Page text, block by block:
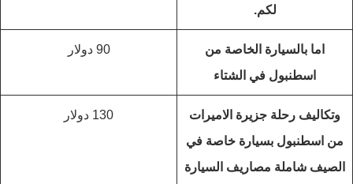
لكم.
اما بالسيارة الخاصة من
اسطنبول في الشتاء
90 دولار
وتكاليف رحلة جزيرة الاميرات
من اسطنبول بسيارة خاصة في
الصيف شاملة مصاريف السيارة
130 دولار